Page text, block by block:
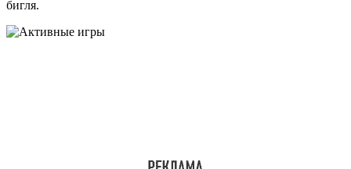
бигля.